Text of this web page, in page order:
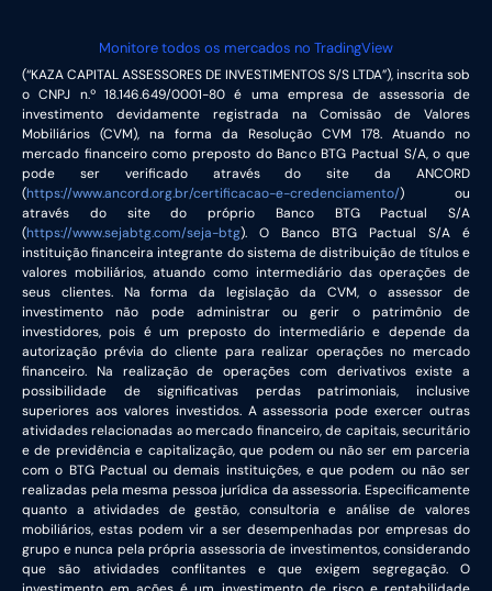
Monitore todos os mercados no TradingView
(“KAZA CAPITAL ASSESSORES DE INVESTIMENTOS S/S LTDA”), inscrita sob
o CNPJ n.º 18.146.649/0001-80 é uma empresa de assessoria de
investimento devidamente registrada na Comissão de Valores
Mobiliários (CVM), na forma da Resolução CVM 178. Atuando no
mercado financeiro como preposto do Banco BTG Pactual S/A, o que
pode ser verificado através do site da ANCORD
(https://www.ancord.org.br/certificacao-e-credenciamento/) ou
através do site do próprio Banco BTG Pactual S/A
(https://www.sejabtg.com/seja-btg). O Banco BTG Pactual S/A é
instituição financeira integrante do sistema de distribuição de títulos e
valores mobiliários, atuando como intermediário das operações de
seus clientes. Na forma da legislação da CVM, o assessor de
investimento não pode administrar ou gerir o patrimônio de
investidores, pois é um preposto do intermediário e depende da
autorização prévia do cliente para realizar operações no mercado
financeiro. Na realização de operações com derivativos existe a
possibilidade de significativas perdas patrimoniais, inclusive
superiores aos valores investidos. A assessoria pode exercer outras
atividades relacionadas ao mercado financeiro, de capitais, securitário
e de previdência e capitalização, que podem ou não ser em parceria
com o BTG Pactual ou demais instituições, e que podem ou não ser
realizadas pela mesma pessoa jurídica da assessoria. Especificamente
quanto a atividades de gestão, consultoria e análise de valores
mobiliários, estas podem vir a ser desempenhadas por empresas do
grupo e nunca pela própria assessoria de investimentos, considerando
que são atividades conflitantes e que exigem segregação. O